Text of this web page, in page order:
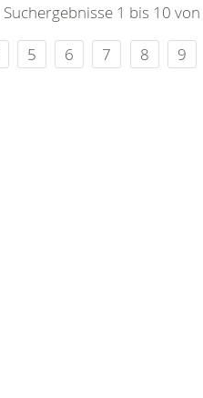
Suchergebnisse 1 bis 10
5 6 7 8 9